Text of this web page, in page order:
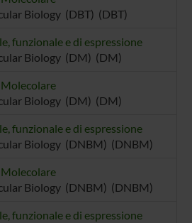
Biology (DBT) (DBT)
funzionale e di espressione
Biology (DM) (DM)
Biology (DM) (DM)
funzionale e di espressione
Biology (DNBM) (DNBM)
Biology (DNBM) (DNBM)
funzionale e di espressione